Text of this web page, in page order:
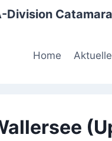
Home